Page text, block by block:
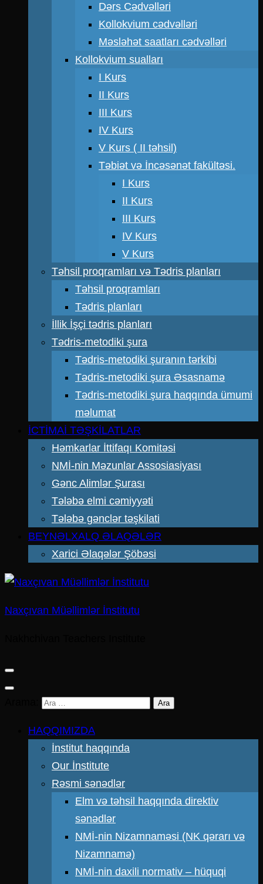
Dərs Cədvəlləri
Kollokvium cədvəlləri
Məsləhət saatları cədvəlləri
Kollokvium sualları
I Kurs
II Kurs
III Kurs
IV Kurs
V Kurs ( II təhsil)
Təbiət və İncəsənət fakültəsi.
I Kurs
II Kurs
III Kurs
IV Kurs
V Kurs
Təhsil proqramları və Tədris planları
Təhsil proqramları
Tədris planları
İllik İşçi tədris planları
Tədris-metodiki şura
Tədris-metodiki şuranın tərkibi
Tədris-metodiki şura Əsasnamə
Tədris-metodiki şura haqqında ümumi
məlumat
İCTİMAİ TƏŞKİLATLAR
Həmkarlar İttifaqı Komitəsi
NMİ-nin Məzunlar Assosiasiyası
Gənc Alimlər Şurası
Tələbə elmi cəmiyyəti
Tələbə gənclər təşkilati
BEYNƏLXALQ ƏLAQƏLƏR
Xarici Əlaqələr Şöbəsi
Naxçıvan Müəllimlər İnstitutu
HAQQIMIZDA
İnstitut haqqında
Our İnstitute
Rəsmi sənədlər
Elm və təhsil haqqında direktiv
sənədlər
NMİ-nin Nizamnaməsi (NK qərarı və
Nizamnamə)
NMİ-nin daxili normativ – hüquqi